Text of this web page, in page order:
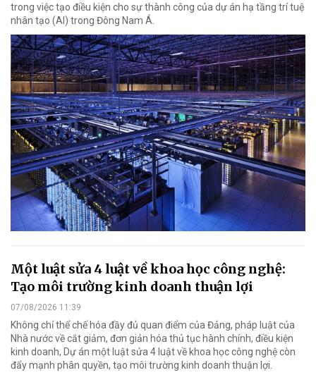
trong việc tạo điều kiện cho sự thành công của dự án hạ tầng trí tuệ
nhân tạo (AI) trong Đông Nam Á.
Một luật sửa 4 luật về khoa học công nghệ:
Tạo môi trường kinh doanh thuận lợi
07/08/2026 11:39
Không chỉ thể chế hóa đầy đủ quan điểm của Đảng, pháp luật của
Nhà nước về cắt giảm, đơn giản hóa thủ tục hành chính, điều kiện
kinh doanh, Dự án một luật sửa 4 luật về khoa học công nghệ còn
đẩy mạnh phân quyền, tạo môi trường kinh doanh thuận lợi.